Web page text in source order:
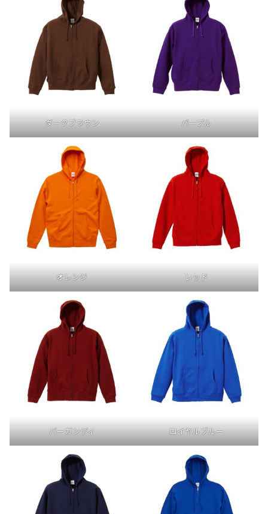
ダークブラウン パープル
オレンジ レッド
バーガンディ ロイヤルブルー